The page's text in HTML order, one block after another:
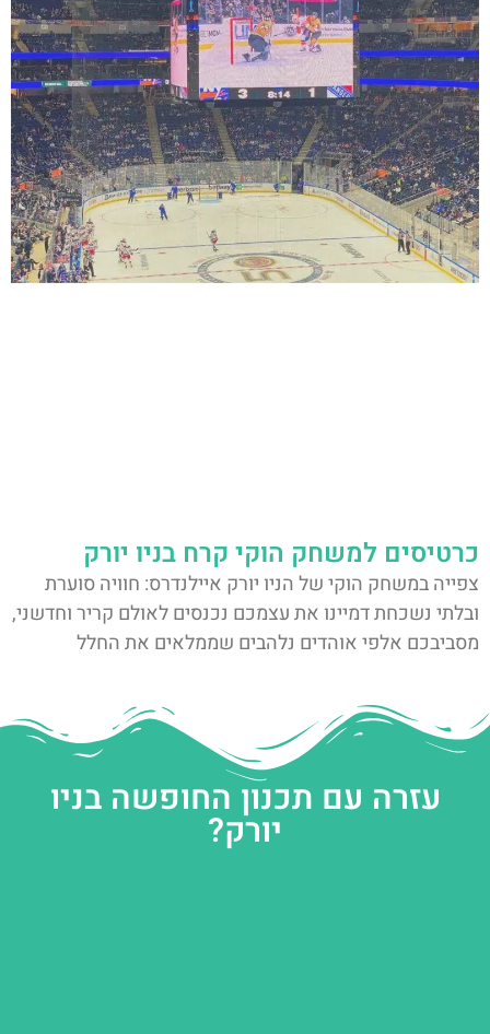
כרטיסים למשחק הוקי קרח בניו יורק
צפייה במשחק הוקי של הניו יורק איילנדרס: חוויה סוערת
ובלתי נשכחת דמיינו את עצמכם נכנסים לאולם קריר וחדשני,
מסביבכם אלפי אוהדים נלהבים שממלאים את החלל
עזרה עם תכנון החופשה בניו
יורק?